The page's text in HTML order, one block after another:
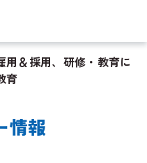
用＆採用、研修・教育に
育
情報